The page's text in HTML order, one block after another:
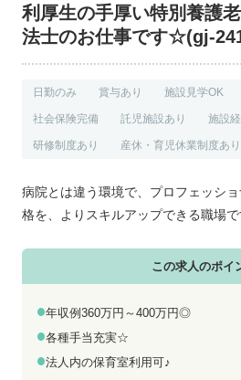
お知らせ
お問い合わ
0800-555-1109
利厚生の手厚い特別養護
法士のお仕事です☆(gj-
日勤のみ 賞与あり 施設見学OK
社会保険完備 託児施設あり 施設
研修制度あり 産休・育児休業制度あり
病院とは違う環境で、プロフェッシ
格を、よりスキルアップできる職場で
この求人のポイ
年収例360万円～400万円◎
各種手当充実☆
法人内の保育室利用可♪